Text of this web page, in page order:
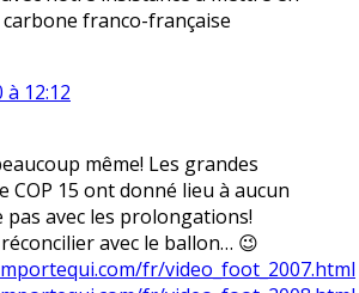
franco-française
à 12:12
même! Les grandes
COP 15 ont donné lieu à aucun
pas avec les prolongations!
avec le ballon… 😉
fr/video_foot_2007.html